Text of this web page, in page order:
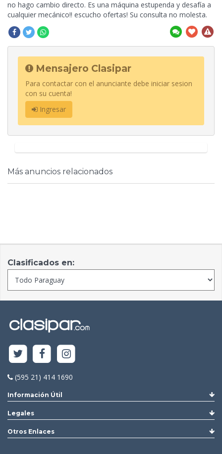
no hago cambio directo. Es una máquina estupenda y desafía a
cualquier mecánico!! escucho ofertas! Su consulta no molesta.
Mensajero Clasipar
Para contactar con el anunciante debe iniciar sesion
con su cuenta!
Ingresar
Más anuncios relacionados
Clasificados en:
(595 21) 414 1690
Información Útil
Legales
Otros Enlaces